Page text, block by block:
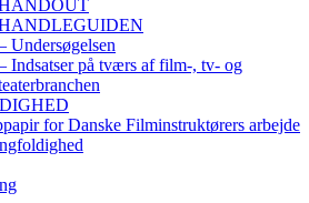
Undersøgelsen
Indsatser på tværs af film-, tv- og
for Danske Filminstruktørers arbejde